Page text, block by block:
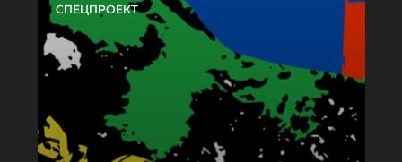
СПЕЦПРОЕКТ